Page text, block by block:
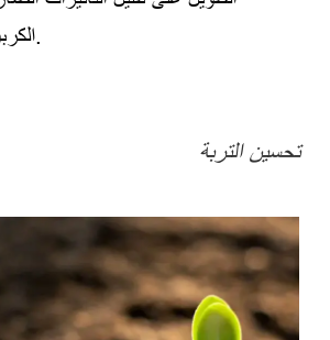
الكربون على البيئة.
تحسين التربة